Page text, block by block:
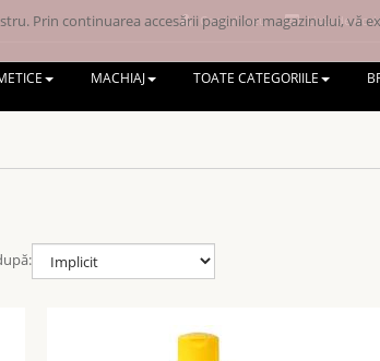
Contul meu Lista de
MACHIAJ TOATE CATEGORIILE
Prin continuarea accesării paginilor magazinului, vă